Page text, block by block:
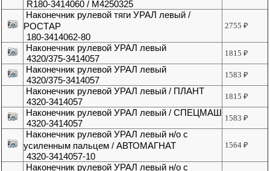
R180-3414060 / M4250325
Наконечник рулевой тяги УРАЛ левый /
РОСТАР
180-3414062-80
2755₽
Наконечник рулевой УРАЛ левый
4320/375-3414057
1815₽
Наконечник рулевой УРАЛ левый
4320/375-3414057
1583₽
Наконечник рулевой УРАЛ левый / ПЛАНТ
4320-3414057
1815₽
Наконечник рулевой УРАЛ левый / СПЕЦМАШ
4320-3414057
1583₽
Наконечник рулевой УРАЛ левый н/о с
усиленным пальцем / АВТОМАГНАТ
4320-3414057-10
1564₽
Наконечник рулевой УРАЛ левый н/о с